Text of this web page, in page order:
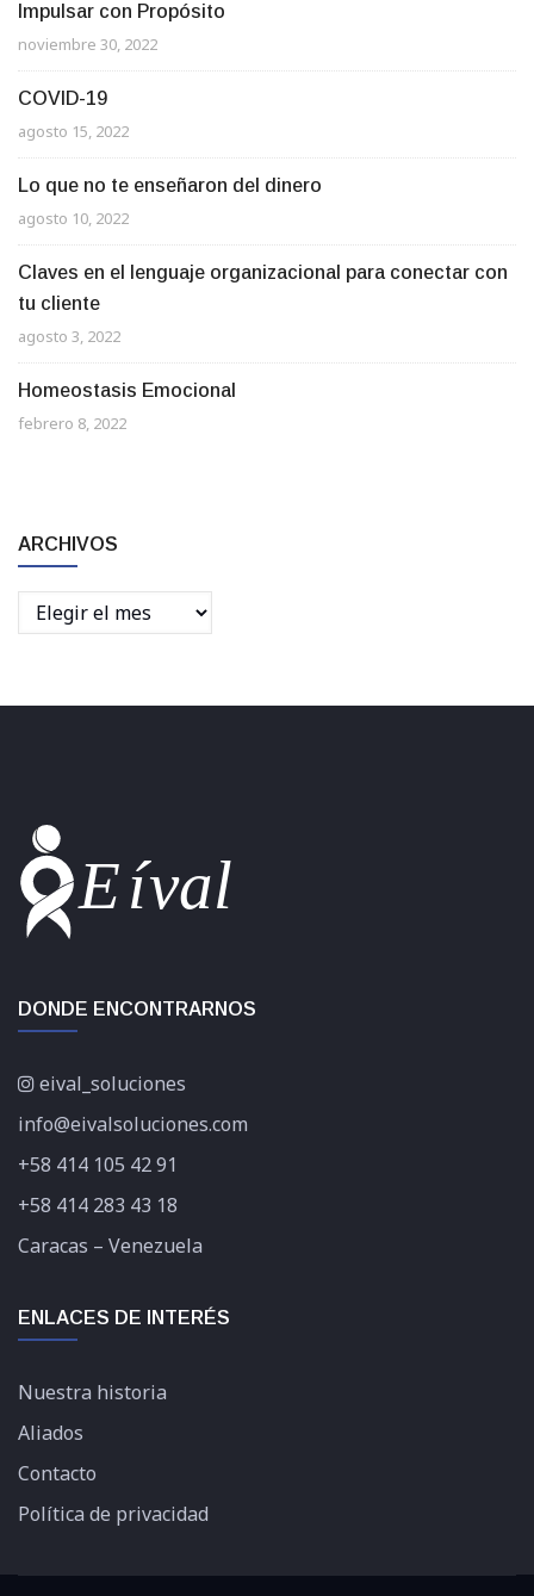
Impulsar con Propósito
noviembre 30, 2022
COVID-19
agosto 15, 2022
Lo que no te enseñaron del dinero
agosto 10, 2022
Claves en el lenguaje organizacional para conectar con
tu cliente
agosto 3, 2022
Homeostasis Emocional
febrero 8, 2022
ARCHIVOS
Archivos
DONDE ENCONTRARNOS
eival_soluciones
info@eivalsoluciones.com
+58 414 105 42 91
+58 414 283 43 18
Caracas – Venezuela
ENLACES DE INTERÉS
Nuestra historia
Aliados
Contacto
Política de privacidad